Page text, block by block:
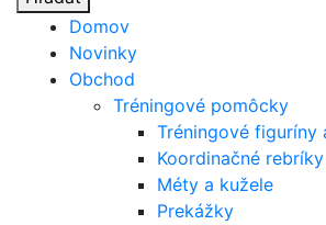
Domov
Novinky
Obchod
Tréningové pomôcky
Tréningové figuríny
Koordinačné
Méty a kužele
Prekážky